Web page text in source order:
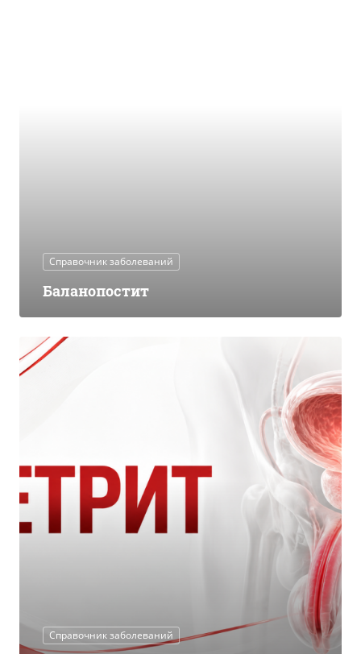
Справочник заболеваний
Баланопостит
Справочник заболеваний